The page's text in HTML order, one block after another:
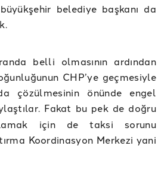
belediye başkanı da
belli olmasının ardından
CHP’ye geçmesiyle
çözülmesinin önünde engel
Fakat bu pek de doğru
için de taksi sorunu
Koordinasyon Merkezi yani